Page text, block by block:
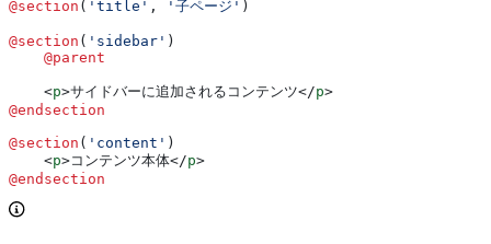
@section ( 'title' , '子ページ' )
@section ( 'sidebar' )
    @parent
    <
p>サイドバーに追加されるコンテンツ</p>
@endsection
@section ( 'content' )
    <
p>コンテンツ本体</p>
@endsection